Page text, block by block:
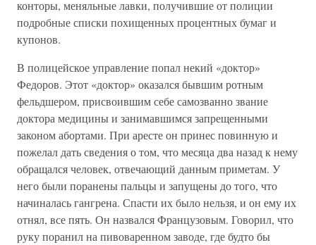
конторы, меняльные лавки, получившие от полиции
подробные списки похищенных процентных бумаг и
купонов.
В полицейское управление попал некий «доктор»
Федоров. Этот «доктор» оказался бывшим ротным
фельдшером, присвоившим себе самозванно звание
доктора медицины и занимавшимся запрещенными
законом абортами. При аресте он принес повинную и
пожелал дать сведения о том, что месяца два назад к нему
обращался человек, отвечающий данным приметам. У
него были поранены пальцы и запущены до того, что
начиналась гангрена. Спасти их было нельзя, и он ему их
отнял, все пять. Он назвался Французовым. Говорил, что
руку поранил на пивоваренном заводе, где будто бы